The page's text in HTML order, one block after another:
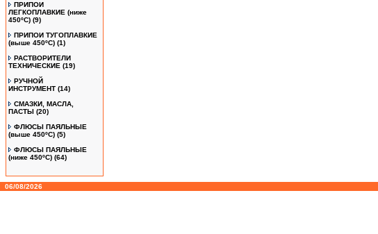
ПРИПОИ
ЛЕГКОПЛАВКИЕ (ниже
450ºС) (9)
ПРИПОИ ТУГОПЛАВКИЕ
(выше 450ºС) (1)
РАСТВОРИТЕЛИ
ТЕХНИЧЕСКИЕ (19)
РУЧНОЙ
ИНСТРУМЕНТ (14)
СМАЗКИ, МАСЛА,
ПАСТЫ (20)
ФЛЮСЫ ПАЯЛЬНЫЕ
(выше 450ºC) (5)
ФЛЮСЫ ПАЯЛЬНЫЕ
(ниже 450ºC) (64)
06/08/2026